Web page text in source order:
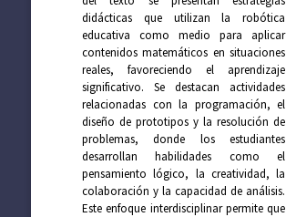
didácticas que utilizan la robótica
educativa como medio para aplicar
contenidos matemáticos en situaciones
reales, favoreciendo el aprendizaje
significativo. Se destacan actividades
relacionadas con la programación, el
diseño de prototipos y la resolución de
problemas, donde los estudiantes
desarrollan habilidades como el
pensamiento lógico, la creatividad, la
colaboración y la capacidad de análisis.
Este enfoque interdisciplinar permite que